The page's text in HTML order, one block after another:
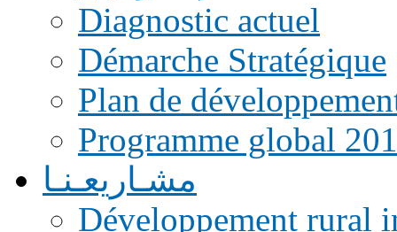
Diagnostic actuel
Démarche Stratégique
Plan de
Programme global
مشـاريعـنـا
Développement rural